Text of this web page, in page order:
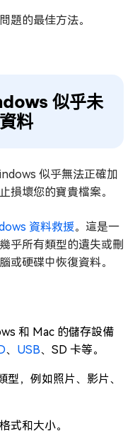
題的最佳方法。
似乎未
料
似乎無法正確加
損壞您的寶貴檔案。
資料救援。這是一
乎所有類型的遺失或刪
或硬碟中恢復資料。
和 Mac 的儲存設備
、 USB、SD 卡等。
，例如照片、影片、
式和大小。